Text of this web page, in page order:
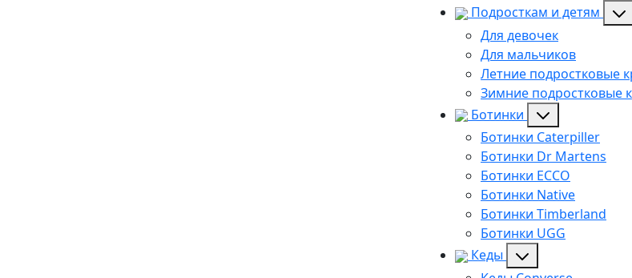
Подросткам и детям
Для девочек
Для мальчиков
Летние подростковые
Зимние подростковые
Ботинки
Ботинки Caterpiller
Ботинки Dr Martens
Ботинки ECCO
Ботинки Native
Ботинки Timberland
Ботинки UGG
Кеды